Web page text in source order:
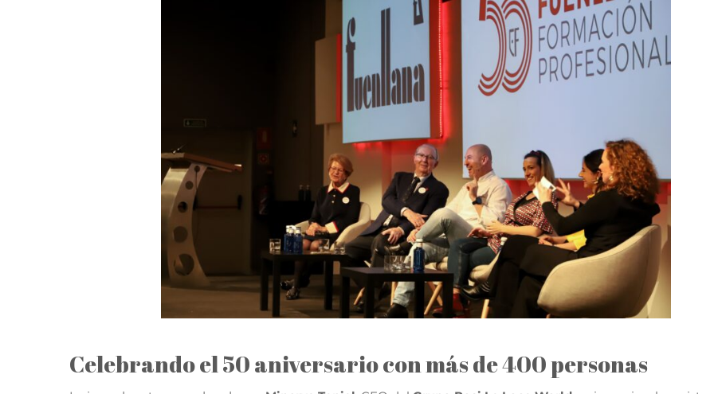
Celebrando el 50 aniversario con más de 400 personas